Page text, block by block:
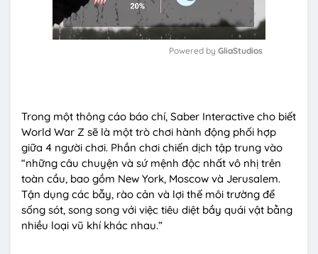
e
Powered by GliaStudios
Trong một thông cáo báo chí, Saber Interactive cho biết
World War Z sẽ là một trò chơi hành động phối hợp
giữa 4 người chơi. Phần chơi chiến dịch tập trung vào
“những câu chuyện và sứ mệnh độc nhất vô nhị trên
toàn cầu, bao gồm New York, Moscow và Jerusalem.
Tận dụng các bẫy, rào cản và lợi thế môi trường để
sống sót, song song với việc tiêu diệt bầy quái vật bằng
nhiều loại vũ khí khác nhau.”